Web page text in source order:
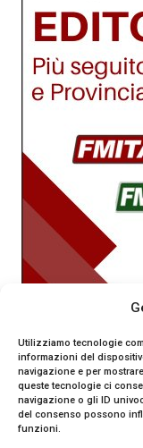
Utilizziamo tecnologie
informazioni del
navigazione e per
queste tecnologie ci
navigazione o gli ID
del consenso possono
funzioni.